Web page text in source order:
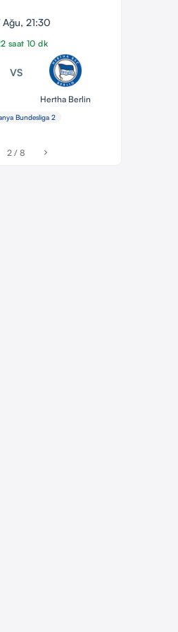
Ağu, 21:30
saat 10 dk
VS
Hertha Berlin
Bundesliga 2
2 / 8 chevron_right